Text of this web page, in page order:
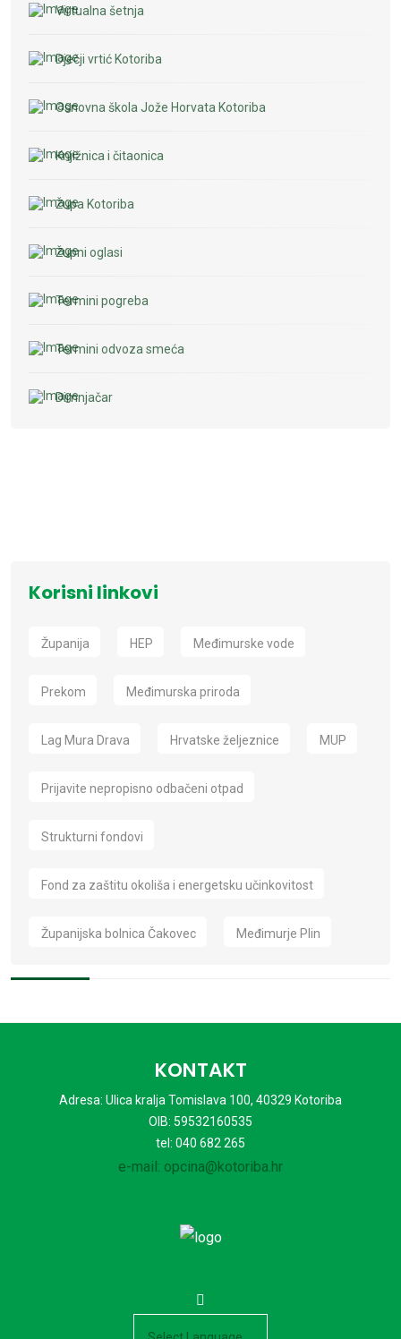
Virtualna šetnja
Dječji vrtić Kotoriba
Osnovna škola Jože Horvata Kotoriba
Knjižnica i čitaonica
Župa Kotoriba
Župni oglasi
Termini pogreba
Termini odvoza smeća
Dimnjačar
Korisni linkovi
Županija HEP Međimurske vode
Prekom Međimurska priroda
Lag Mura Drava Hrvatske željeznice MUP
Prijavite nepropisno odbačeni otpad
Strukturni fondovi
Fond za zaštitu okoliša i energetsku učinkovitost
Županijska bolnica Čakovec Međimurje Plin
KONTAKT
Adresa: Ulica kralja Tomislava 100, 40329 Kotoriba
OIB: 59532160535
tel: 040 682 265
e-mail: opcina@kotoriba.hr